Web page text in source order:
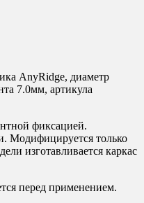
AnyRidge, диаметр
7.0мм, артикулa
фиксацией.
Модифицируется только
изготавливается каркас
перед применением.